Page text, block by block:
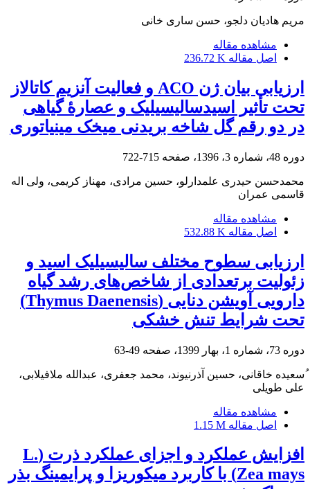
مریم هادیان دلجو، حسن ساری خانی
مشاهده مقاله
اصل مقاله 236.72 K
ارزیابی بیان ژن ACO و فعالیت آنزیم کاتالاز
تحت تأثیر اسیدسالیسیلیک و عصارۀ گیاهی
در دو رقم گل شاخه بریدنی میخک مینیاتوری
دوره 48، شماره 3، 1396، صفحه 715-722
محمدحسن حیدری علمدارلو، حسین مرادی، مهناز کریمی، ولی اله
قاسمی عمران
مشاهده مقاله
اصل مقاله 532.88 K
ارزیابی سطوح مختلف سالیسیلیک اسید و
زئولیت برتعدادی از شاخص‌های رشد گیاه
دارویی آویشن دنایی (Thymus Daenensis‌)
تحت شرایط تنش خشکی
دوره 73، شماره 1، بهار 1399، صفحه 49-63
ُسعیده خاقانی، حسین آذرنیوند، محمد جعفری، عبدالله ملافیلابی،
علی طویلی
مشاهده مقاله
اصل مقاله 1.15 M
افزایش عملکرد و اجزای عملکرد ذرت (L.
Zea mays) با کاربرد میکوریزا و پرایمینگ بذر